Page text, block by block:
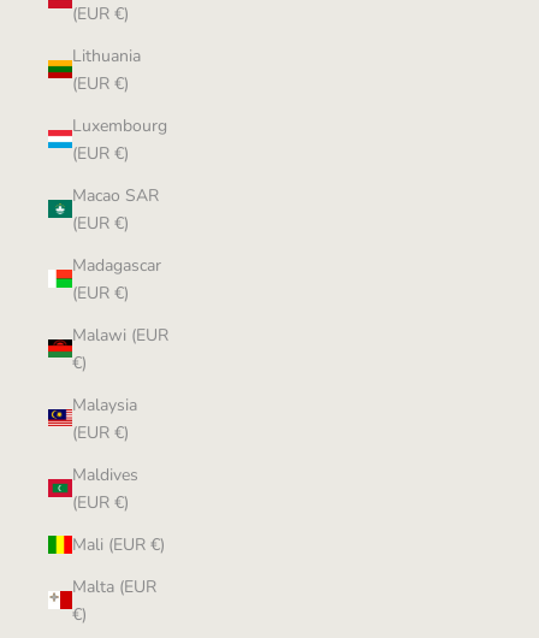
(EUR €)
Lithuania
(EUR €)
Luxembourg
(EUR €)
Macao SAR
(EUR €)
Madagascar
(EUR €)
Malawi (EUR
€)
Malaysia
(EUR €)
Maldives
(EUR €)
Mali (EUR €)
Malta (EUR
€)